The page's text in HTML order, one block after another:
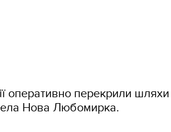
оперативно перекрили шляхи
Нова Любомирка.